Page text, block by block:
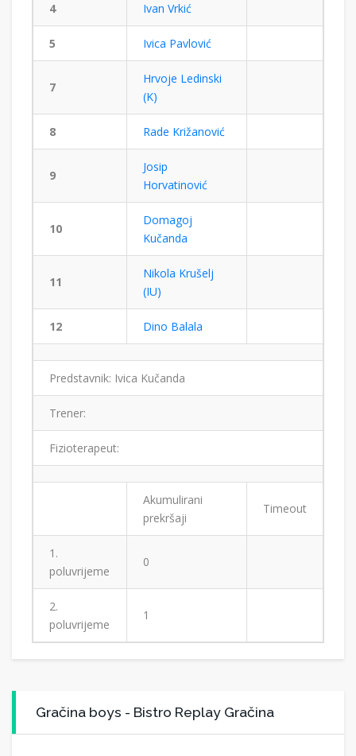
4 Ivan Vrkić
5 Ivica Pavlović
7
Hrvoje Ledinski
(K)
8 Rade Križanović
9
Josip
Horvatinović
10
Domagoj
Kučanda
11
Nikola Krušelj
(IU)
12 Dino Balala
Predstavnik: Ivica Kučanda
Trener:
Fizioterapeut:
Akumulirani
prekršaji
Timeout
1.
poluvrijeme
0
2.
poluvrijeme
1
Gračina boys - Bistro Replay Gračina